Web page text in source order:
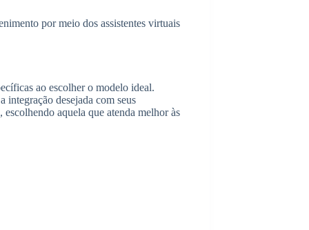
por meio dos assistentes virtuais
ao escolher o modelo ideal.
integração desejada com seus
aquela que atenda melhor às